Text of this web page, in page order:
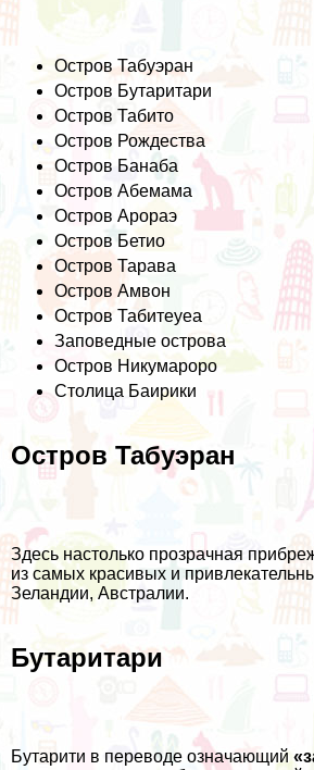
Остров Табуэран
Остров Бутаритари
Остров Табито
Остров Рождества
Остров Банаба
Остров Абемама
Остров Арораэ
Остров Бетио
Остров Тарава
Остров Амвон
Остров Табитеуеа
Заповедные острова
Остров Никумароро
Столица Баирики
Остров Табуэран
Здесь настолько прозрачная
из самых красивых и
Зеландии, Австралии.
Бутаритари
Бутарити в переводе означающий